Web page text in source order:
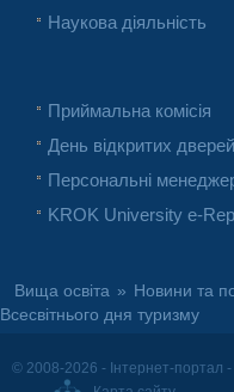
Наукова діяльність
Приймальна комісія
День відкритих дверей
Персональні
KROK University e-
Вища освіта » Новини та
Всесвітнього дня туризму
© 2008-2026 - Інтернет-портал